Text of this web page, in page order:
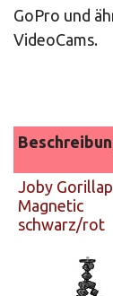
GoPro und
VideoCams.
Joby
Magnetic
schwarz/rot